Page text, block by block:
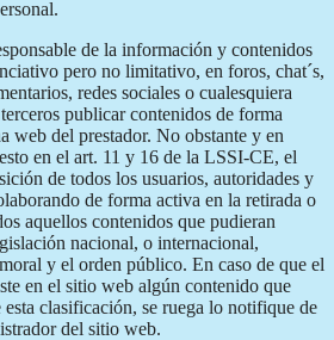
de la información y contenidos
pero no limitativo, en foros, chat´s,
redes sociales o cualesquiera
publicar contenidos de forma
web del prestador. No obstante y en
en el art. 11 y 16 de la LSSI-CE, el
de todos los usuarios, autoridades y
de forma activa en la retirada o
aquellos contenidos que pudieran
nacional, o internacional,
y el orden público. En caso de que el
en el sitio web algún contenido que
esta clasificación, se ruega lo notifique de
del sitio web.